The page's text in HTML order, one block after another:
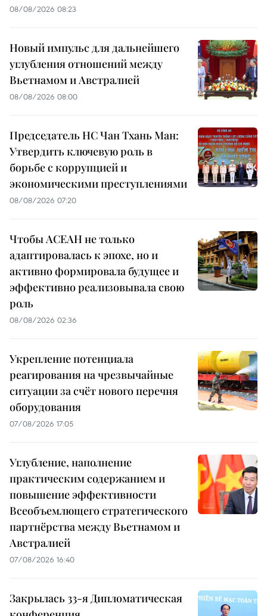
08/08/2026 08:23
Новый импульс для дальнейшего
углубления отношений между
Вьетнамом и Австралией
08/08/2026 08:00
Председатель НС Чан Тхань Ман:
Утвердить ключевую роль в
борьбе с коррупцией и
экономическими преступлениями
08/08/2026 07:20
Чтобы АСЕАН не только
адаптировалась к эпохе, но и
активно формировала будущее и
эффективно реализовывала свою
роль
08/08/2026 02:36
Укрепление потенциала
реагирования на чрезвычайные
ситуации за счёт нового перечня
оборудования
07/08/2026 17:05
Углубление, наполнение
практическим содержанием и
повышение эффективности
Всеобъемлющего стратегического
партнёрства между Вьетнамом и
Австралией
07/08/2026 16:40
Закрылась 33-я Дипломатическая